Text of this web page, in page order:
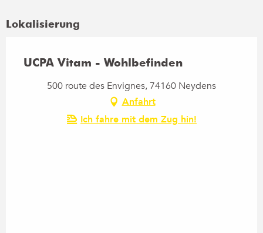
Lokalisierung
UCPA Vitam - Wohlbefinden
500 route des Envignes, 74160 Neydens
Anfahrt
Ich fahre mit dem Zug hin!